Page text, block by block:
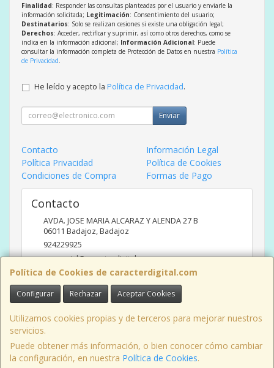
Política de Cookies de caracterdigital.com
Configurar Rechazar Aceptar Cookies
Utilizamos cookies propias y de terceros para mejorar nuestros
servicios.
Puede obtener más información, o bien conocer cómo cambiar
la configuración, en nuestra Política de Cookies.
Finalidad: Responder las consultas planteadas por el usuario y enviarle la
información solicitada; Legitimación: Consentimiento del usuario;
Destinatarios: Solo se realizan cesiones si existe una obligación legal;
Derechos: Acceder, rectificar y suprimir, así como otros derechos, como se
indica en la información adicional; Información Adicional: Puede
consultar la información completa de Protección de Datos en nuestra Política
de Privacidad
He leído y acepto la Política de Privacidad.
Enviar
Contacto
Información Legal
Política Privacidad
Política de Cookies
Condiciones de Compra
Formas de Pago
Contacto
AVDA. JOSE MARIA ALCARAZ Y ALENDA 27 B
06011 Badajoz,Badajoz
924229925
comercial@caracterdigital.com
Horario
DE 10 A 14 HORAS DE MAÑANA, 17 A 20:30 HORAS TARDES
, , , , España. - C.I.F.: B06426175 - Tfno: